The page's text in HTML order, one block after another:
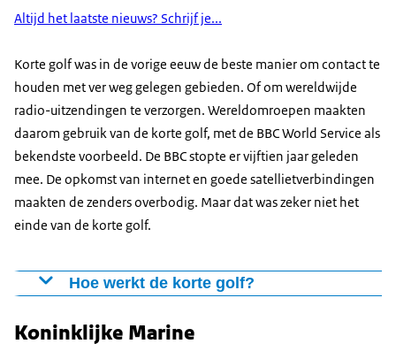
Altijd het laatste nieuws? Schrijf je...
Korte golf was in de vorige eeuw de beste manier om contact te
houden met ver weg gelegen gebieden. Of om wereldwijde
radio-uitzendingen te verzorgen. Wereldomroepen maakten
daarom gebruik van de korte golf, met de BBC World Service als
bekendste voorbeeld. De BBC stopte er vijftien jaar geleden
mee. De opkomst van internet en goede satellietverbindingen
maakten de zenders overbodig. Maar dat was zeker niet het
einde van de korte golf.
Hoe werkt de korte golf?
laag rondom de aarde die de signalen van de korte golf
Koninklijke Marine